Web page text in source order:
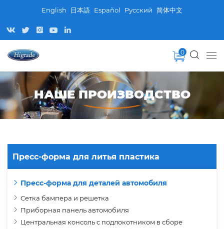
English 日本語 Español Pусский 简体中文
0
НАШЕ ПРОИЗВОДСТВО
Пресс-форма для литья пластика
Пресс-форма для деталей автомобиля
Сетка бампера и решетка
Приборная панель автомобиля
Центральная консоль с подлокотником в сборе